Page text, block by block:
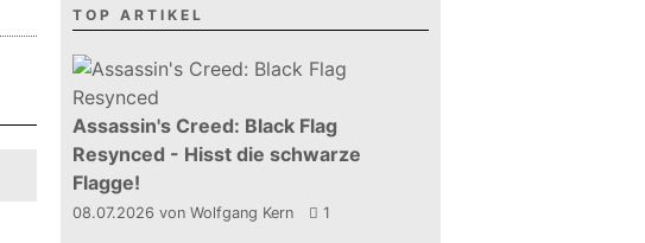
TOP ARTIKEL
Assassin's Creed: Black Flag
Resynced - Hisst die schwarze
Flagge!
08.07.2026 von Wolfgang Kern 1